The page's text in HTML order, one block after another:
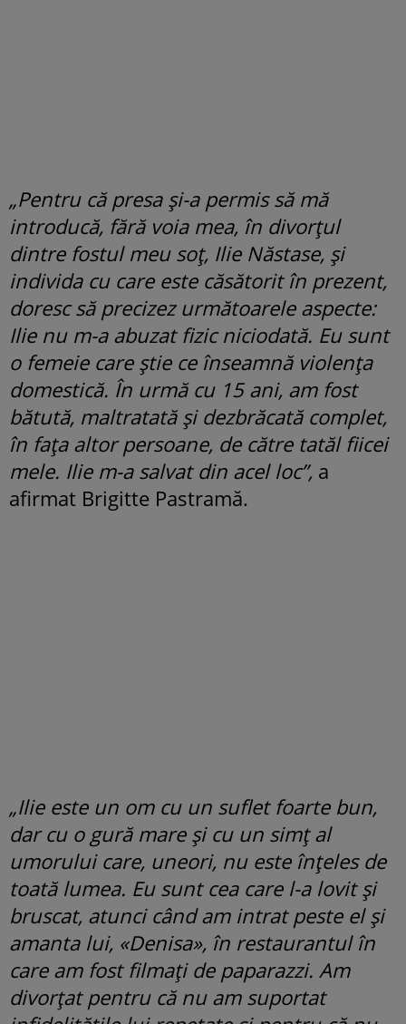
„Pentru că presa și-a permis să mă
introducă, fără voia mea, în divorțul
dintre fostul meu soț, Ilie Năstase, și
individa cu care este căsătorit în prezent,
doresc să precizez următoarele aspecte:
Ilie nu m-a abuzat fizic niciodată. Eu sunt
o femeie care știe ce înseamnă violența
domestică. În urmă cu 15 ani, am fost
bătută, maltratată și dezbrăcată complet,
în fața altor persoane, de către tatăl fiicei
mele. Ilie m-a salvat din acel loc”, a
afirmat Brigitte Pastramă.
„Ilie este un om cu un suflet foarte bun,
dar cu o gură mare și cu un simț al
umorului care, uneori, nu este înțeles de
toată lumea. Eu sunt cea care l-a lovit și
bruscat, atunci când am intrat peste el și
amanta lui, «Denisa», în restaurantul în
care am fost filmați de paparazzi. Am
divorțat pentru că nu am suportat